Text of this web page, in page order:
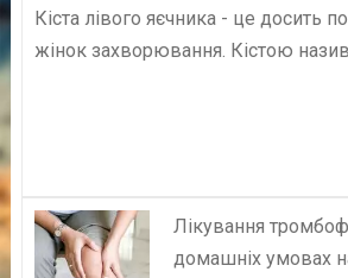
Кіста лівого яєчника - це досить
жінок захворювання. Кістою
Лікування
домашніх умовах